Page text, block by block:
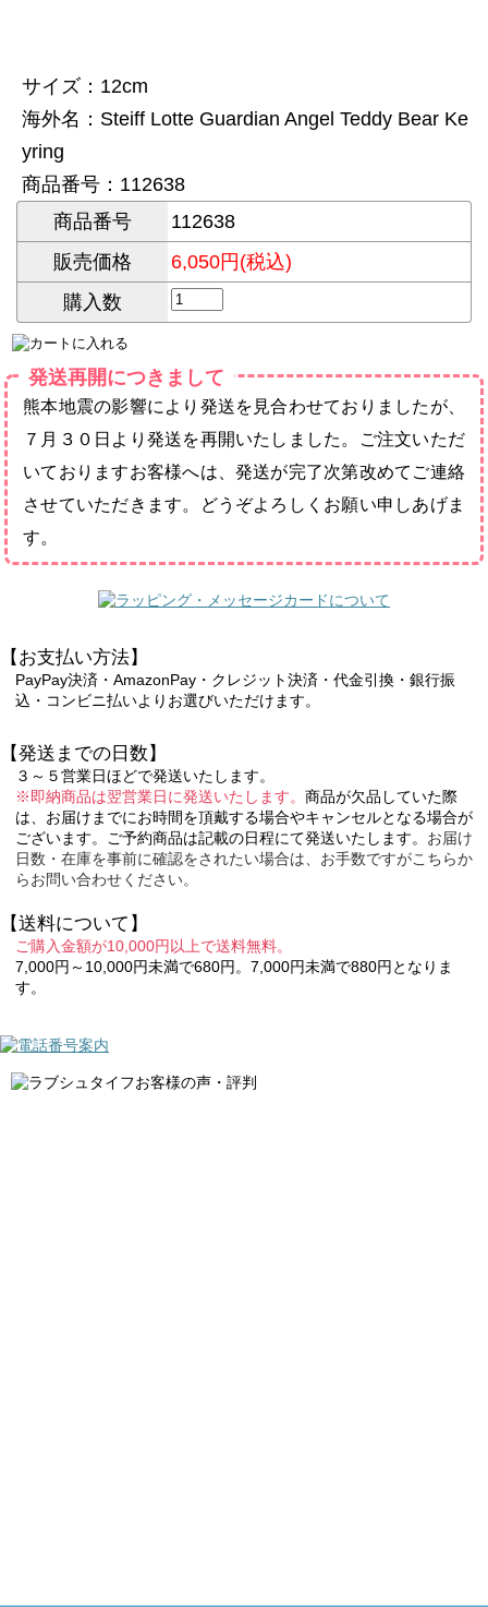
サイズ：12cm
海外名：Steiff Lotte Guardian Angel Teddy Bear Ke
yring
商品番号：112638
商品番号
112638
販売価格
6,050円(税込)
購入数
発送再開につきまして
熊本地震の影響により発送を見合わせておりましたが、
７月３０日より発送を再開いたしました。ご注文いただ
いておりますお客様へは、発送が完了次第改めてご連絡
させていただきます。どうぞよろしくお願い申しあげま
す。
【お支払い方法】
PayPay決済・AmazonPay・クレジット決済・代金引換・銀行振
込・コンビニ払いよりお選びいただけます。
【発送までの日数】
３～５営業日ほどで発送いたします。
※即納商品は翌営業日に発送いたします。 商品が欠品していた際
は、お届けまでにお時間を頂戴する場合やキャンセルとなる場合が
ございます。ご予約商品は記載の日程にて発送いたします。 お届け
日数・在庫を事前に確認をされたい場合は、お手数ですがこちらか
らお問い合わせください。
【送料について】
ご購入金額が10,000円以上で送料無料。
7,000円～10,000円未満で680円。7,000円未満で880円となりま
す。